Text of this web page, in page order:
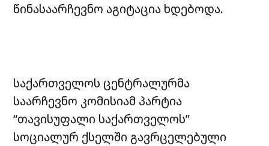
წინასაარჩევნო აგიტაცია ხდებოდა.
საქართველოს ცენტრალურმა
საარჩევნო კომისიამ პარტია
“თავისუფალი საქართველოს”
სოციალურ ქსელში გავრცელებული